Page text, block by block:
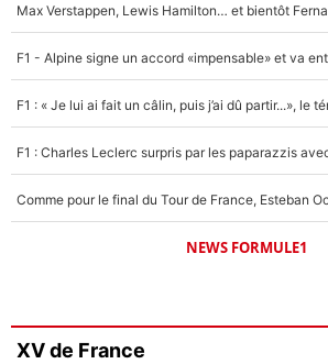
NEWS FORMULE1
XV de France